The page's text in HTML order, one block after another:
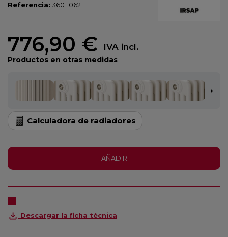
Referencia: 36011062
776,90 € IVA incl.
Productos en otras medidas
Calculadora de radiadores
AÑADIR
Descargar la ficha técnica